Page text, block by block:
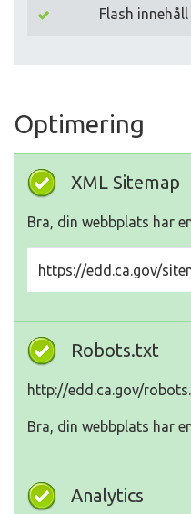
Flash innehåll
Optimering
XML Sitemap
Bra, din webbplats har
https://edd.ca.gov/
Robots.txt
http://edd.ca.gov/
Bra, din webbplats har
Analytics